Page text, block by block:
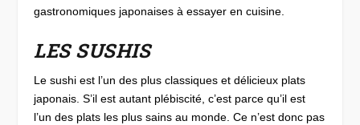
gastronomiques japonaises à essayer en cuisine.
LES SUSHIS
Le sushi est l’un des plus classiques et délicieux plats
japonais. S’il est autant plébiscité, c’est parce qu’il est
l’un des plats les plus sains au monde. Ce n’est donc pas